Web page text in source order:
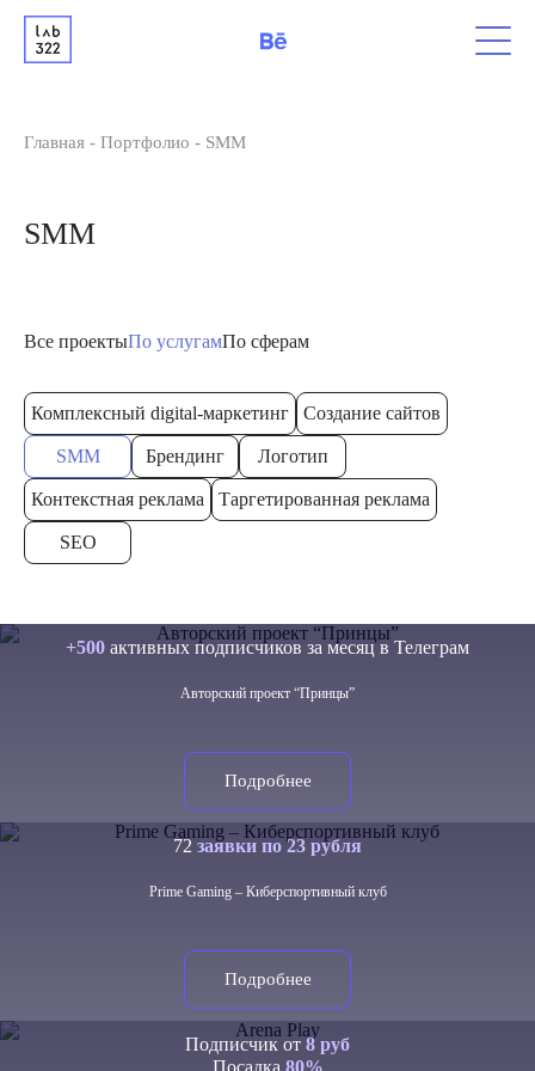
Главная - Портфолио - SMM
SMM
Все проектыПо услугамПо сферам
Комплексный digital-маркетинг Создание сайтов
SMM Брендинг Логотип
Контекстная реклама Таргетированная реклама
SEO
+500 активных подписчиков за месяц в Телеграм
Авторский проект “Принцы”
Подробнее
72 заявки по 23 рубля
Prime Gaming – Киберспортивный клуб
Подробнее
Подписчик от 8 руб
Посадка 80%